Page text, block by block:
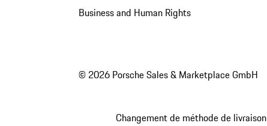
Business and Human Rights
© 2026 Porsche Sales & Marketplace GmbH
Changement de méthode de livraison